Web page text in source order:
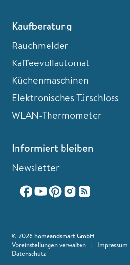
Kaufberatung
Rauchmelder
Kaffeevollautomat
Küchenmaschinen
Elektronisches Türschloss
WLAN-Thermometer
Informiert bleiben
Newsletter
© 2026 homeandsmart GmbH
Voreinstellungen verwalten
| Impressum
Datenschutz